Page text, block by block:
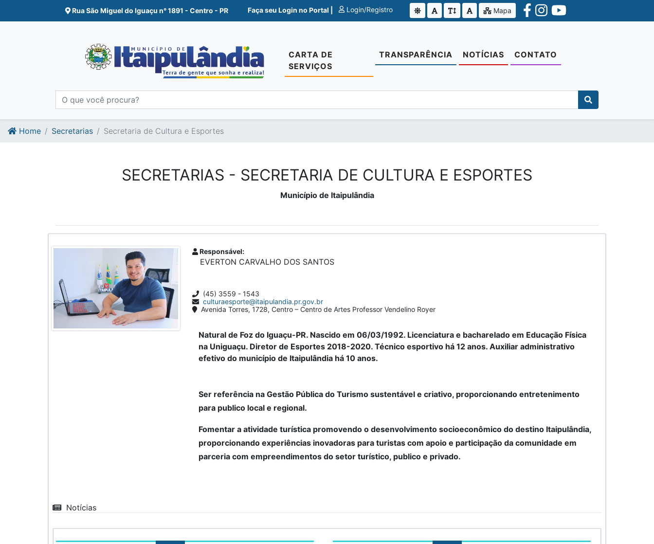
Ir para o conte�do
Ir para o fim do conte�do
Rua São Miguel do Iguaçu n° 1891 - Centro - PR Faça seu Login no Portal | Login/Registro Mapa
CARTA DE
SERVIÇOS
TRANSPARÊNCIA NOTÍCIAS CONTATO
Home Secretarias Secretaria de Cultura e Esportes
SECRETARIAS - SECRETARIA DE CULTURA E ESPORTES
Município de Itaipulândia
Responsável:
EVERTON CARVALHO DOS SANTOS
(45) 3559 - 1543
culturaesporte@itaipulandia.pr.gov.br
Avenida Torres, 1728, Centro – Centro de Artes Professor Vendelino Royer
Natural de Foz do Iguaçu-PR. Nascido em 06/03/1992. Licenciatura e bacharelado em Educação Física
na Uniguaçu. Diretor de Esportes 2018-2020. Técnico esportivo há 12 anos. Auxiliar administrativo
efetivo do município de Itaipulândia há 10 anos.
Ser referência na Gestão Pública do Turismo sustentável e criativo, proporcionando entretenimento
para publico local e regional.
Fomentar a atividade turística promovendo o desenvolvimento socioeconômico do destino Itaipulândia,
proporcionando experiências inovadoras para turistas com apoio e participação da comunidade em
parceria com empreendimentos do setor turístico, publico e privado.
Notícias